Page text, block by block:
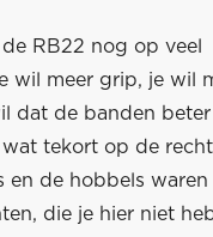
RB22 nog op veel
wil meer grip, je wil
dat de banden beter
wat tekort op de
en de hobbels waren
die je hier niet